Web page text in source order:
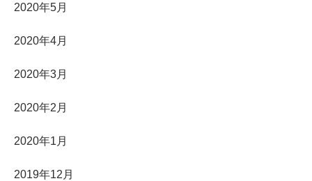
2020年5月
2020年4月
2020年3月
2020年2月
2020年1月
2019年12月